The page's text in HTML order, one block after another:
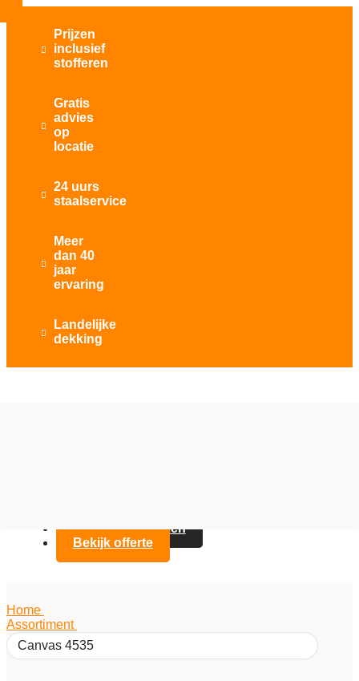

Prijzen
inclusief
stofferen

Gratis
advies
op
locatie

24 uurs
staalservice

Meer
dan 40
jaar
ervaring

Landelijke
dekking
Contact opnemen
Bekijk offerte
Home
Assortiment
Canvas 4535